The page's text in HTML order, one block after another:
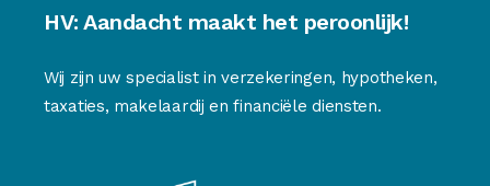
HV: Aandacht maakt het peroonlijk!
Wij zijn uw specialist in verzekeringen, hypotheken,
taxaties, makelaardij en financiële diensten.